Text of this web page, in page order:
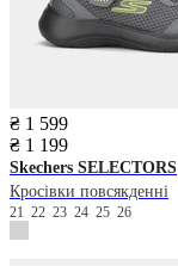
₴ 1 599
₴ 1 199
Skechers SELECTORS
Кросівки повсякденні
21 22 23 24 25 26